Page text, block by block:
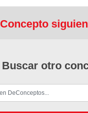
Concepto
Buscar otro